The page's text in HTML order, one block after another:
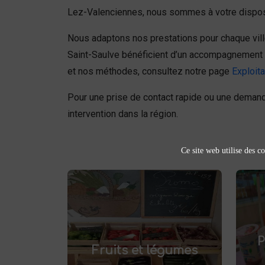
Lez-Valenciennes, nous sommes à votre
Nous adaptons nos prestations pour chaque
Saint-Saulve bénéficient d’un
et nos méthodes, consultez notre page
Pour une prise de contact rapide ou une
intervention dans la région.
Fruits et légumes
Achetez des
fruits et légumes
frais à Saint-Saulve
et savourez
des produits de saison, cultivés
localement. Goûtez la différence
Ce site web utilise des